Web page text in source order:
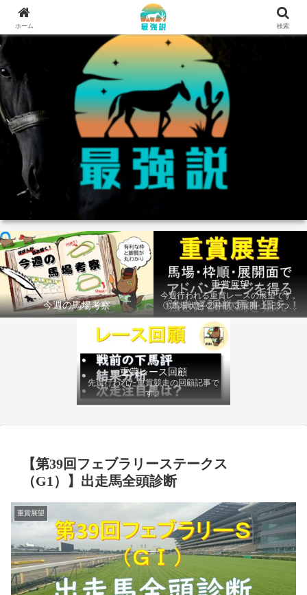
今週の馬場考察
重賞展望
今週行われる重賞レースの展望です。
①馬場状態 ②枠順 ③展開 上記3つの
ファクターから有利にレースを運べる
馬を導き、追い切りの動きを加味して
最終評価を下します。
重賞レース回顧
先週行われた重賞競走の回顧記事で
す。
【第39回フェブラリーステークス
（G1）】出走馬全頭診断
重賞展望
ホーム 検索